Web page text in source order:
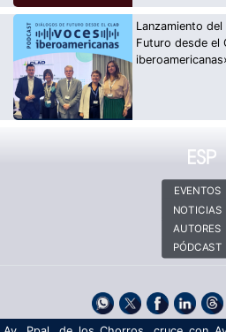
Lanzamiento
Futuro desde el
EVENTOS
NOTICIAS
AUTORES
PÓDCAST